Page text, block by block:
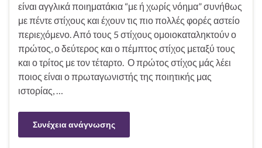
είναι αγγλικά ποιηματάκια “με ή χωρίς νόημα” συνήθως
με πέντε στίχους και έχουν τις πιο πολλές φορές αστείο
περιεχόμενο. Από τους 5 στίχους ομοιοκαταληκτούν ο
πρώτος, ο δεύτερος και ο πέμπτος στίχος μεταξύ τους
και ο τρίτος με τον τέταρτο. Ο πρώτος στίχος μάς λέει
ποιος είναι ο πρωταγωνιστής της ποιητικής μας
ιστορίας, …
Συνέχεια ανάγνωσης